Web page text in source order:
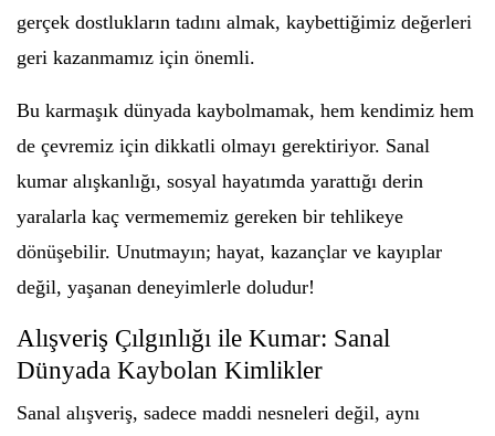
gerçek dostlukların tadını almak, kaybettiğimiz değerleri
geri kazanmamız için önemli.
Bu karmaşık dünyada kaybolmamak, hem kendimiz hem
de çevremiz için dikkatli olmayı gerektiriyor. Sanal
kumar alışkanlığı, sosyal hayatımda yarattığı derin
yaralarla kaç vermememiz gereken bir tehlikeye
dönüşebilir. Unutmayın; hayat, kazançlar ve kayıplar
değil, yaşanan deneyimlerle doludur!
Alışveriş Çılgınlığı ile Kumar: Sanal
Dünyada Kaybolan Kimlikler
Sanal alışveriş, sadece maddi nesneleri değil, aynı